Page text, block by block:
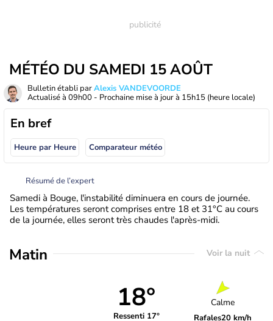
MÉTÉO DU SAMEDI 15 AOÛT
Bulletin établi parAlexis VANDEVOORDE
Actualisé à 09h00 - Prochaine mise à jour à 15h15 (heure locale)
En bref
Heure par Heure Comparateur météo
Résumé de l’expert
Samedi à Bouge, l'instabilité diminuera en cours de journée.
Les températures seront comprises entre 18 et 31°C au cours
de la journée, elles seront très chaudes l'après-midi.
Matin Voir la nuit
18°
Ressenti 17°
Calme
Rafales20 km/h